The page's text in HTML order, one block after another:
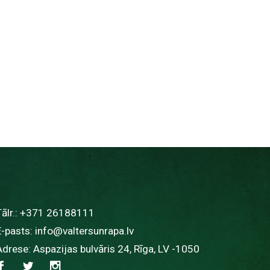
+371 26188111
pasts: info@valtersunrapa.lv
Aspazijas bulvāris 24, Rīga, LV -1050